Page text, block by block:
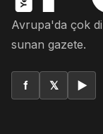
Avrupa'da çok
sunan gazete.
f 𝕏 ▶